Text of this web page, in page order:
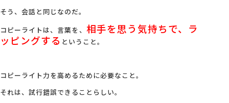
そう、会話と同じなのだ。
コピーライトは、言葉を、 相手を思う気持ちで、ラ
ッピングする ということ。
コピーライト力を高めるために必要なこと。
それは、試行錯誤できることらしい。